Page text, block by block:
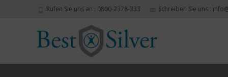
Rufen Sie uns an : 0800-2378-333 Schreiben Sie uns :